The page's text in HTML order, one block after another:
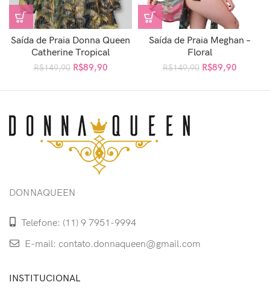
Saída de Praia Donna Queen
Catherine Tropical
R$149,90 R$89,90
Saída de Praia Meghan –
Floral
R$149,90 R$89,90
DONNAQUEEN
Telefone: (11) 9 7951-9994
E-mail: contato.donnaqueen@gmail.com
INSTITUCIONAL